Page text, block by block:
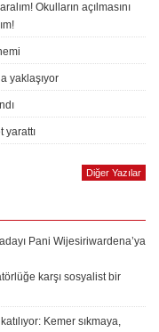
Okulların açılmasını
yaklaşıyor
yarattı
Diğer Yazılar
Pani Wijesiriwardena’ya
karşı sosyalist bir
Kemer sıkmaya,